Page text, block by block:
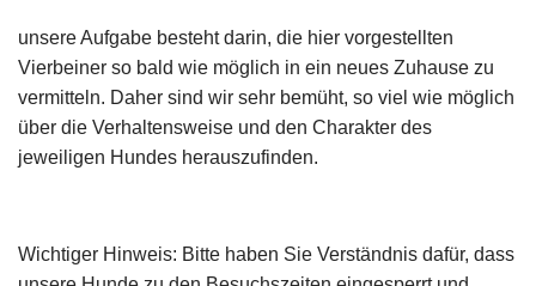
unsere Aufgabe besteht darin, die hier vorgestellten
Vierbeiner so bald wie möglich in ein neues Zuhause zu
vermitteln. Daher sind wir sehr bemüht, so viel wie möglich
über die Verhaltensweise und den Charakter des
jeweiligen Hundes herauszufinden.
Wichtiger Hinweis: Bitte haben Sie Verständnis dafür, dass